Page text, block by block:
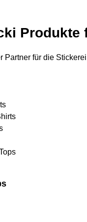
Produkte
Partner für die